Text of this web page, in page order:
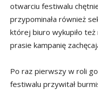
otwarciu festiwalu
przypominała również
której biuro wykupiło
prasie kampanię
Po raz pierwszy w roli
festiwalu przywitał